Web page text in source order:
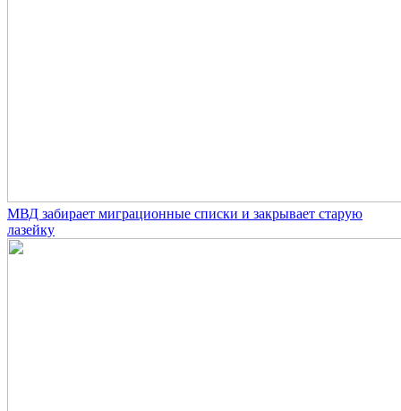
МВД забирает миграционные списки и закрывает старую
лазейку